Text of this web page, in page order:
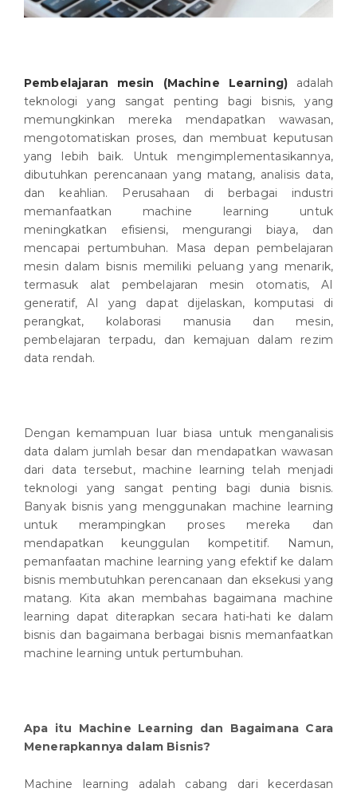
Pembelajaran mesin (Machine Learning) adalah
teknologi yang sangat penting bagi bisnis, yang
memungkinkan mereka mendapatkan wawasan,
mengotomatiskan proses, dan membuat keputusan
yang lebih baik. Untuk mengimplementasikannya,
dibutuhkan perencanaan yang matang, analisis data,
dan keahlian. Perusahaan di berbagai industri
memanfaatkan machine learning untuk
meningkatkan efisiensi, mengurangi biaya, dan
mencapai pertumbuhan. Masa depan pembelajaran
mesin dalam bisnis memiliki peluang yang menarik,
termasuk alat pembelajaran mesin otomatis, AI
generatif, AI yang dapat dijelaskan, komputasi di
perangkat, kolaborasi manusia dan mesin,
pembelajaran terpadu, dan kemajuan dalam rezim
data rendah.
Dengan kemampuan luar biasa untuk menganalisis
data dalam jumlah besar dan mendapatkan wawasan
dari data tersebut, machine learning telah menjadi
teknologi yang sangat penting bagi dunia bisnis.
Banyak bisnis yang menggunakan machine learning
untuk merampingkan proses mereka dan
mendapatkan keunggulan kompetitif. Namun,
pemanfaatan machine learning yang efektif ke dalam
bisnis membutuhkan perencanaan dan eksekusi yang
matang. Kita akan membahas bagaimana machine
learning dapat diterapkan secara hati-hati ke dalam
bisnis dan bagaimana berbagai bisnis memanfaatkan
machine learning untuk pertumbuhan.
Apa itu Machine Learning dan Bagaimana Cara
Menerapkannya dalam Bisnis?
Machine learning adalah cabang dari kecerdasan